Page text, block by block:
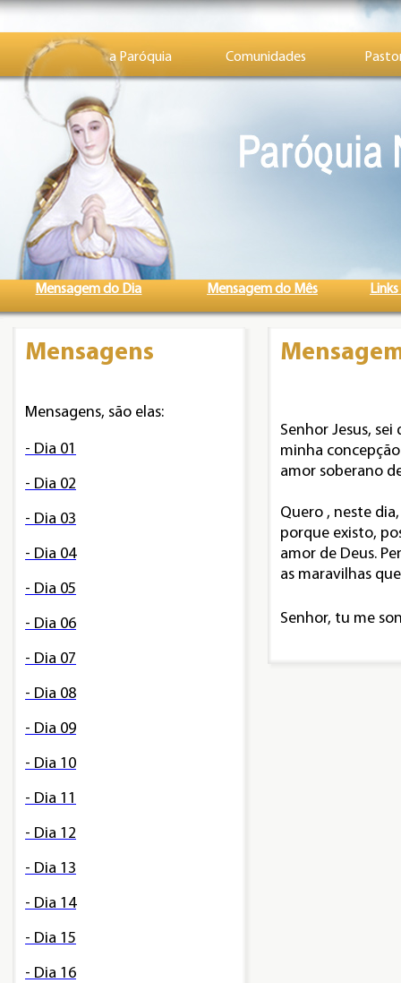
a Paróquia Comunidades
Mensagem do Dia Mensagem do Mês
Mensagens
Mensagens, são elas:
- Dia 01
- Dia 02
- Dia 03
- Dia 04
- Dia 05
- Dia 06
- Dia 07
- Dia 08
- Dia 09
- Dia 10
- Dia 11
- Dia 12
- Dia 13
- Dia 14
- Dia 15
- Dia 16
Senhor Jesus,
minha
amor soberano
Quero , neste
porque existo,
amor de Deus.
as maravilhas
Senhor, tu me